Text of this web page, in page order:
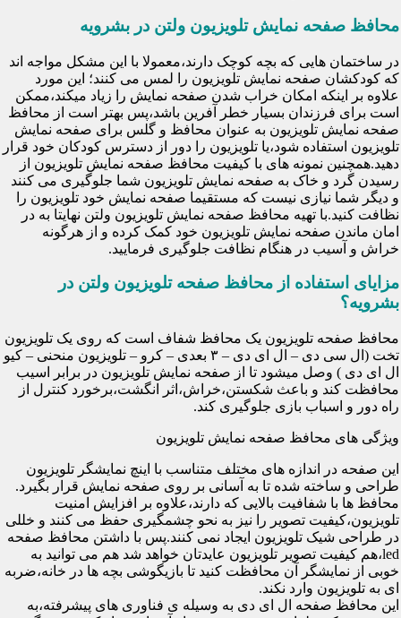
محافظ صفحه نمایش تلویزیون ولتن در بشرویه
در ساختمان هایی که بچه کوچک دارند،معمولا با این مشکل مواجه اند
که کودکشان صفحه نمایش تلویزیون را لمس می کنند؛ این مورد
علاوه بر اینکه امکان خراب شدن صفحه نمایش را زیاد میکند،ممکن
است برای فرزندان بسیار خطر آفرین باشد،پس بهتر است از محافظ
صفحه نمایش تلویزیون به عنوان محافظ و گلس برای صفحه نمایش
تلویزیون استفاده شود،یا تلویزیون را دور از دسترس کودکان خود قرار
دهید.همچنین نمونه های با کیفیت محافظ صفحه نمایش تلویزیون از
رسیدن گرد و خاک به صفحه نمایش تلویزیون شما جلوگیری می کنند
و دیگر شما نیازی نیست که مستقیما صفحه نمایش خود تلویزیون را
نظافت کنید.با تهیه محافظ صفحه نمایش تلویزیون ولتن نهایتا به در
امان ماندن صفحه نمایش تلویزیون خود کمک کرده و از هرگونه
خراش و آسیب در هنگام نظافت جلوگیری فرمایید.
مزایای استفاده از محافظ صفحه تلویزیون ولتن در
بشرویه؟
محافظ صفحه تلویزیون یک محافظ شفاف است که روی یک تلویزیون
تخت (ال سی دی – ال ای دی – ۳ بعدی – کرو – تلویزیون منحنی – کیو
ال ای دی ) وصل میشود تا از صفحه نمایش تلویزیون در برابر اسیب
محافظت کند و باعث شکستن،خراش،اثر انگشت،برخورد کنترل از
راه دور و اسباب بازی جلوگیری کند.
ویژگی های محافظ صفحه نمایش تلویزیون
این صفحه در اندازه های مختلف متناسب با اینچ نمایشگر تلویزیون
طراحی و ساخته شده تا به آسانی بر روی صفحه نمایش قرار بگیرد.
محافظ ها با شفافیت بالایی که دارند،علاوه بر افزایش امنیت
تلویزیون،کیفیت تصویر را نیز به نحو چشمگیری حفظ می کنند و خللی
در طراحی شیک تلویزیون ایجاد نمی کنند.پس با داشتن محافظ صفحه
led،هم کیفیت تصویر تلویزیون عایدتان خواهد شد هم می توانید به
خوبی از نمایشگر آن محافظت کنید تا بازیگوشی بچه ها در خانه،ضربه
ای به تلویزیون وارد نکند.
این محافظ صفحه ال ای دی به وسیله ی فناوری های پیشرفته،به